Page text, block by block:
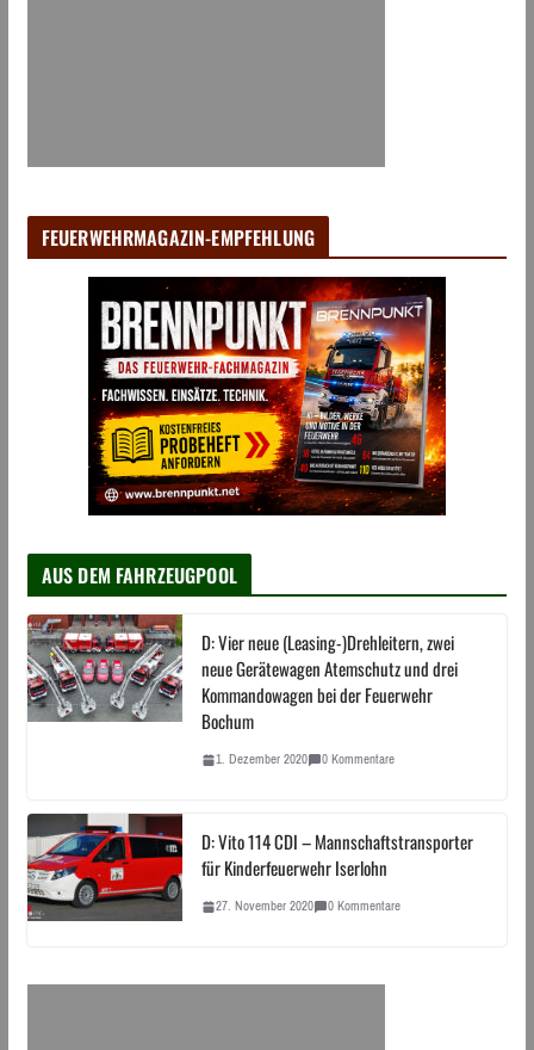
FEUERWEHRMAGAZIN-EMPFEHLUNG
AUS DEM FAHRZEUGPOOL
D: Vier neue (Leasing-)Drehleitern, zwei
neue Gerätewagen Atemschutz und drei
Kommandowagen bei der Feuerwehr
Bochum
1. Dezember 2020 0 Kommentare
D: Vito 114 CDI – Mannschaftstransporter
für Kinderfeuerwehr Iserlohn
27. November 2020 0 Kommentare